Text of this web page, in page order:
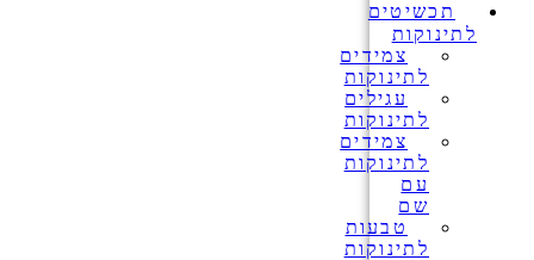
תכשיטים
לתינוקות
צמידים
לתינוקות
עגילים
לתינוקות
צמידים
לתינוקות
עם
שם
טבעות
לתינוקות